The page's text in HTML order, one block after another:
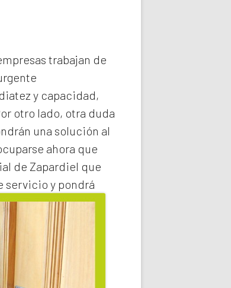
trabajan de
y capacidad,
otro lado, otra duda
una solución al
ahora que
de Zapardiel que
servicio y pondrá